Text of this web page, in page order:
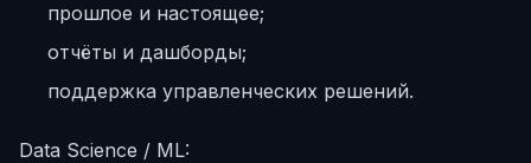
прошлое и настоящее;
отчёты и дашборды;
поддержка управленческих решений.
Data Science / ML: